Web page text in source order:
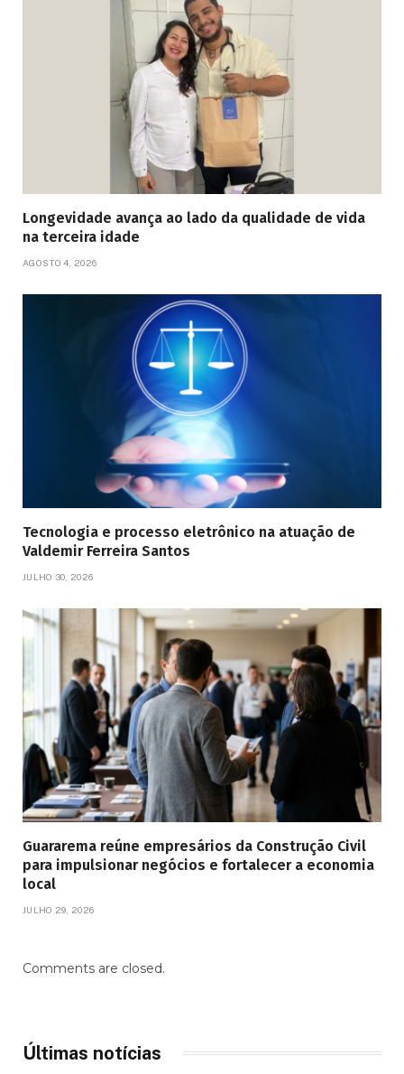
Longevidade avança ao lado da qualidade de vida
na terceira idade
AGOSTO 4, 2026
Tecnologia e processo eletrônico na atuação de
Valdemir Ferreira Santos
JULHO 30, 2026
Guararema reúne empresários da Construção Civil
para impulsionar negócios e fortalecer a economia
local
JULHO 29, 2026
Comments are closed.
Últimas notícias